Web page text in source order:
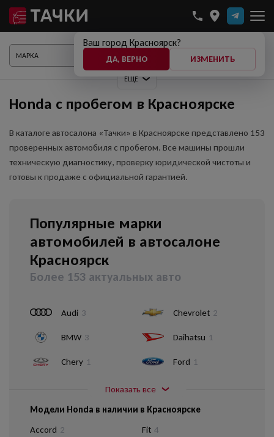
Ваш город Красноярск?
ДА, ВЕРНО ИЗМЕНИТЬ
ЕЩЕ
ПОКАЗАТЬ АВТО
Honda с пробегом в Красноярске
В каталоге автосалона «Тачки» в Красноярске представлено 153
проверенных автомобиля с пробегом. Все машины прошли
техническую диагностику, проверку юридической чистоты и
готовы к продаже с официальной гарантией.
Популярные марки
автомобилей в автосалоне
Красноярск
Более 153 актуальных авто
Audi 3
BMW 3
Chery 1
Chevrolet 2
Daihatsu 1
Ford 1
Показать все
Модели Honda в наличии в Красноярске
Accord 2 Fit 4